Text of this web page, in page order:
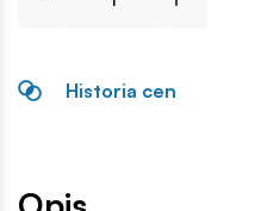
Historia cen